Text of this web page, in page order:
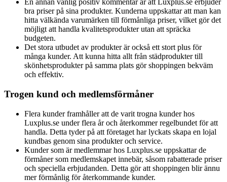
En annan vanlig positiv kommentar är att Luxplus.se erbjuder
bra priser på sina produkter. Kunderna uppskattar att man kan
hitta välkända varumärken till förmånliga priser, vilket gör det
möjligt att handla kvalitetsprodukter utan att spräcka
budgeten.
Det stora utbudet av produkter är också ett stort plus för
många kunder. Att kunna hitta allt från städprodukter till
skönhetsprodukter på samma plats gör shoppingen bekväm
och effektiv.
Trogen kund och medlemsförmåner
Flera kunder framhåller att de varit trogna kunder hos
Luxplus.se under flera år och återkommer regelbundet för att
handla. Detta tyder på att företaget har lyckats skapa en lojal
kundbas genom sina produkter och service.
Kunder som är medlemmar hos Luxplus.se uppskattar de
förmåner som medlemskapet innebär, såsom rabatterade priser
och speciella erbjudanden. Detta gör att shoppingen blir ännu
mer förmånlig för återkommande kunder.